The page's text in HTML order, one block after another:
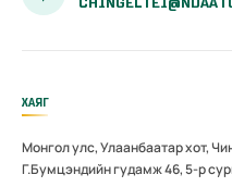
ХАЯГ
Монгол улс, Улаанбаатар хот,
Г.Бумцэндийн гудамж 46, 5-р